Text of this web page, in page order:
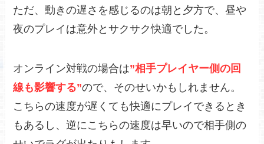
ただ、動きの遅さを感じるのは朝と夕方で、昼や
夜のプレイは意外とサクサク快適でした。
オンライン対戦の場合は”相手プレイヤー側の回
線も影響する”ので、そのせいかもしれません。
こちらの速度が遅くても快適にプレイできるとき
もあるし、逆にこちらの速度は早いので相手側の